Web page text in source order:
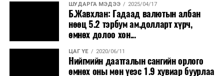
ШУДАРГА МЭДЭЭ 2025/04/17
Б.Жавхлан: Гадаад валютын албан
нөөц 5.2 тэрбум ам.долларт хүрч,
өмнөх долоо хон...
ЦАГ ҮЕ 2020/06/11
Нийгмийн даатгалын сангийн орлого
өмнөх оны мөн үеэс 1.9 хувиар буурлаа